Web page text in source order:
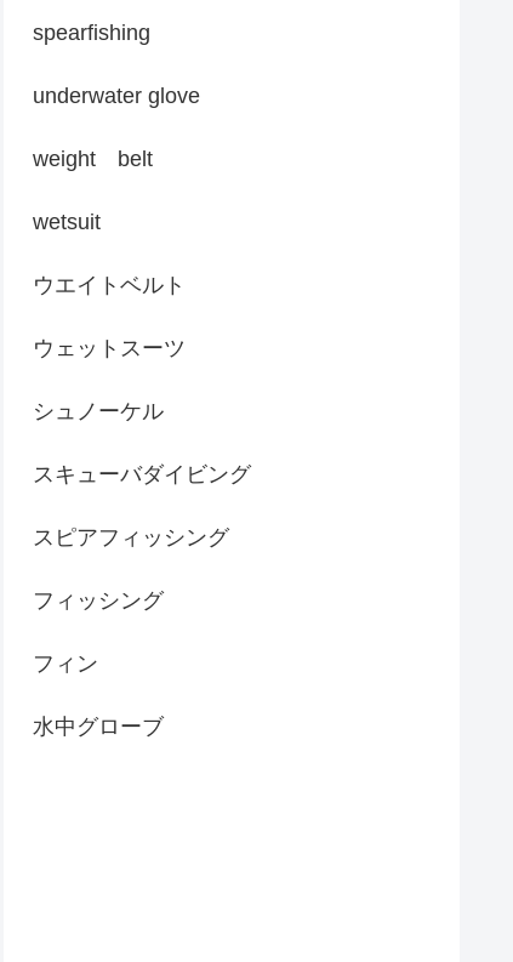
spearfishing
underwater glove
weight belt
wetsuit
ウエイトベルト
ウェットスーツ
シュノーケル
スキューバダイビング
スピアフィッシング
フィッシング
フィン
水中グローブ